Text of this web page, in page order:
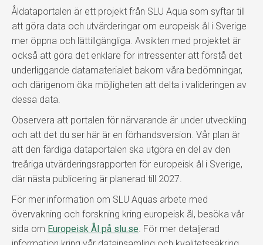
Åldataportalen är ett projekt från SLU Aqua som syftar till
att göra data och utvärderingar om europeisk ål i Sverige
mer öppna och lättillgängliga. Avsikten med projektet är
också att göra det enklare för intressenter att förstå det
underliggande datamaterialet bakom våra bedömningar,
och därigenom öka möjligheten att delta i valideringen av
dessa data.
Observera att portalen för närvarande är under utveckling
och att det du ser här är en förhandsversion. Vår plan är
att den färdiga dataportalen ska utgöra en del av den
treåriga utvärderingsrapporten för europeisk ål i Sverige,
där nästa publicering är planerad till 2027.
För mer information om SLU Aquas arbete med
övervakning och forskning kring europeisk ål, besöka vår
sida om Europeisk Ål på slu.se. För mer detaljerad